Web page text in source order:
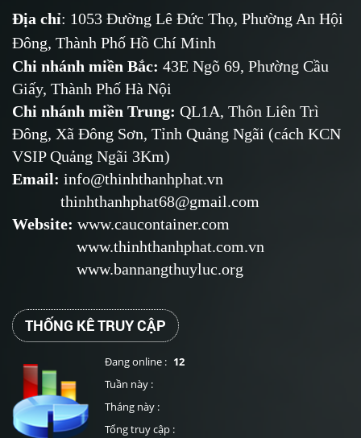
Địa chỉ: 1053 Đường Lê Đức Thọ, Phường An Hội
Đông, Thành Phố Hồ Chí Minh
Chi nhánh miền Bắc: 43E Ngõ 69, Phường Cầu
Giấy, Thành Phố Hà Nội
Chi nhánh miền Trung: QL1A, Thôn Liên Trì
Đông, Xã Đông Sơn, Tỉnh Quảng Ngãi (cách KCN
VSIP Quảng Ngãi 3Km)
Email: info@thinhthanhphat.vn
thinhthanhphat68@gmail.com
Website: www.caucontainer.com
www.thinhthanhphat.com.vn
www.bannangthuyluc.org
THỐNG KÊ TRUY CẬP
Đang online : 12
Tuần này :
Tháng này :
Tổng truy cập :